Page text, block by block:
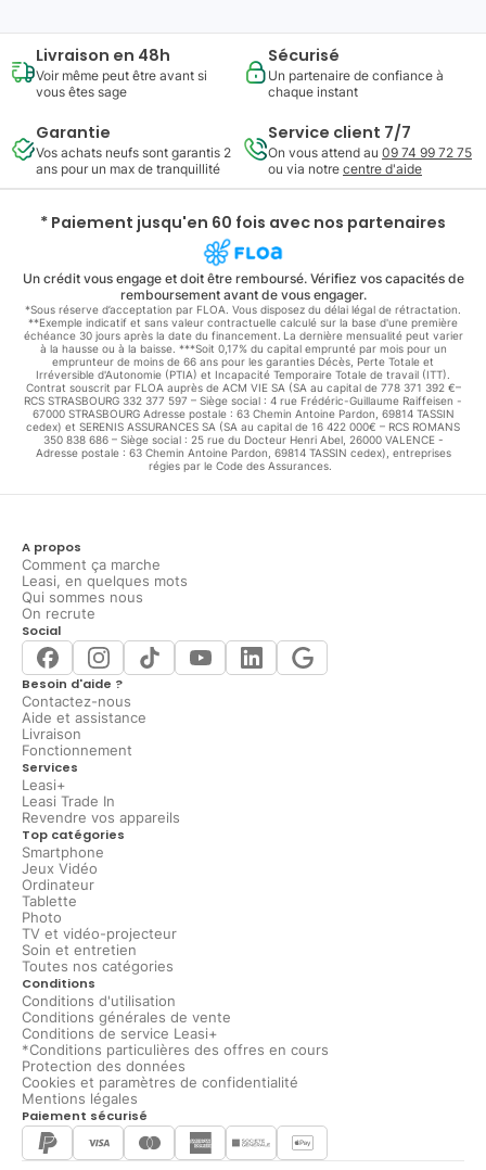
Livraison en 48h
Voir même peut être avant si
vous êtes sage
Sécurisé
Un partenaire de confiance à
chaque instant
Garantie
Vos achats neufs sont garantis 2
ans pour un max de tranquillité
Service client 7/7
On vous attend au 09 74 99 72 75
ou via notre centre d'aide
* Paiement jusqu'en 60 fois avec nos partenaires
Un crédit vous engage et doit être remboursé. Vérifiez vos capacités de
remboursement avant de vous engager.
*Sous réserve d’acceptation par FLOA. Vous disposez du délai légal de rétractation.
**Exemple indicatif et sans valeur contractuelle calculé sur la base d'une première
échéance 30 jours après la date du financement. La dernière mensualité peut varier
à la hausse ou à la baisse. ***Soit 0,17% du capital emprunté par mois pour un
emprunteur de moins de 66 ans pour les garanties Décès, Perte Totale et
Irréversible d'Autonomie (PTIA) et Incapacité Temporaire Totale de travail (ITT).
Contrat souscrit par FLOA auprès de ACM VIE SA (SA au capital de 778 371 392 €–
RCS STRASBOURG 332 377 597 – Siège social : 4 rue Frédéric-Guillaume Raiffeisen -
67000 STRASBOURG Adresse postale : 63 Chemin Antoine Pardon, 69814 TASSIN
cedex) et SERENIS ASSURANCES SA (SA au capital de 16 422 000€ – RCS ROMANS
350 838 686 – Siège social : 25 rue du Docteur Henri Abel, 26000 VALENCE -
Adresse postale : 63 Chemin Antoine Pardon, 69814 TASSIN cedex), entreprises
régies par le Code des Assurances.
A propos
Comment ça marche
Leasi, en quelques mots
Qui sommes nous
On recrute
Social
Besoin d'aide ?
Contactez-nous
Aide et assistance
Livraison
Fonctionnement
Services
Leasi+
Leasi Trade In
Revendre vos appareils
Top catégories
Smartphone
Jeux Vidéo
Ordinateur
Tablette
Photo
TV et vidéo-projecteur
Soin et entretien
Toutes nos catégories
Conditions
Conditions d'utilisation
Conditions générales de vente
Conditions de service Leasi+
*Conditions particulières des offres en cours
Protection des données
Cookies et paramètres de confidentialité
Mentions légales
Paiement sécurisé